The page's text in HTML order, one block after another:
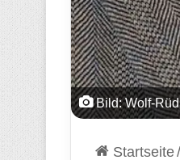
Bild: Wolf-
Startseite/